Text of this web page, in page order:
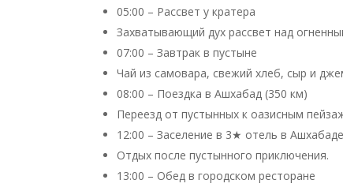
05:00 – Рассвет у кратера
Захватывающий дух рассвет над
07:00 – Завтрак в пустыне
Чай из самовара, свежий хлеб, сыр и
08:00 – Поездка в Ашхабад (350 км)
Переезд от пустынных к оазисным
12:00 – Заселение в 3★ отель в Ашхабаде
Отдых после пустынного приключения.
13:00 – Обед в городском ресторане